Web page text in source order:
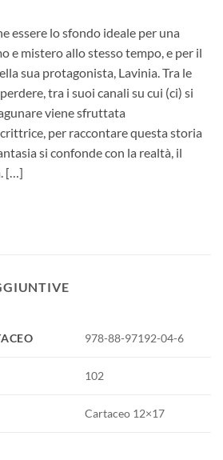
essere lo sfondo ideale per una
e mistero allo stesso tempo, e per il
sua protagonista, Lavinia. Tra le
tra i suoi canali su cui (ci) si
viene sfruttata
per raccontare questa storia
si confonde con la realtà, il
[…]
978-88-97192-04-6
102
Cartaceo 12×17